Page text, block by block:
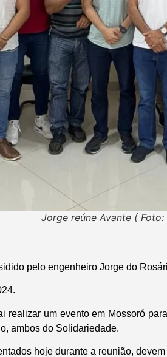
Jorge reúne Avante (
pelo engenheiro Jorge do
realizar um evento em Mossoró
ambos do Solidariedade.
hoje durante a reunião,